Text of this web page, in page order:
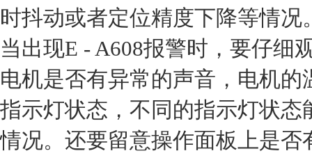
时抖动或者定位精度下降等情况
当出现E - A608报警时，要仔细
电机是否有异常的声音，电机
指示灯状态，不同的指示灯状
情况。还要留意操作面板上是